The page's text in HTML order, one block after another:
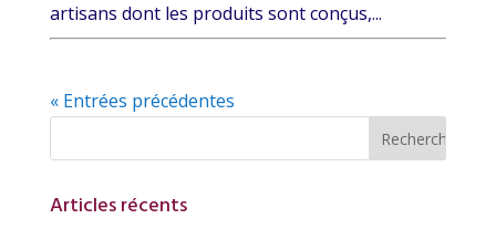
artisans dont les produits sont conçus,...
« Entrées précédentes
Articles récents